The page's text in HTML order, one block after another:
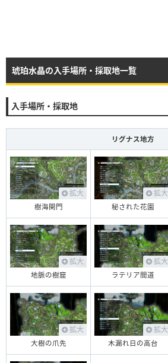
琥珀水晶の入手場所・採取地一覧
入手場所・採取地
リグナス地方
拡大
樹海関門
拡大
秘された花園
拡大
地脈の樹窟
拡大
ラテリア間道
拡大
大樹の爪先
拡大
木漏れ日の高台